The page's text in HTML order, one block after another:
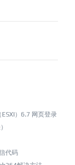
）6.7 网页登录
代码